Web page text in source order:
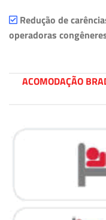
Redução de
operadoras
ACOMODAÇÃO